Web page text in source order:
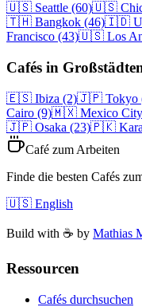
🇺🇸 Seattle (60)🇺🇸
🇹🇭 Bangkok (46)🇮🇩
Francisco (43)🇺🇸 Los
Cafés in
🇪🇸 Ibiza (2)🇯🇵 Tokyo
Cairo (9)🇲🇽 Mexico City
🇯🇵 Osaka (23)🇵🇰
Café zum Arbeiten
Finde die besten Cafés
🇺🇸 English
Build with ☕️ by Mathias
Ressourcen
Cafés durchsuchen